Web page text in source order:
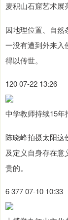
麦积山石窟艺术展
因地理位置、自然
一没有遭到外来入
得以传世。
120 07-22 13:26
中学教师持续15年
陈晓峰拍摄太阳这
及定义自身存在意
贵的。
6 377 07-10 10:33